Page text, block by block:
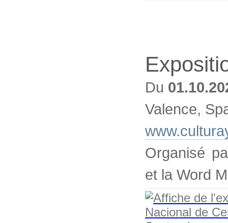
Du
Valence,
Organisé
et la Word